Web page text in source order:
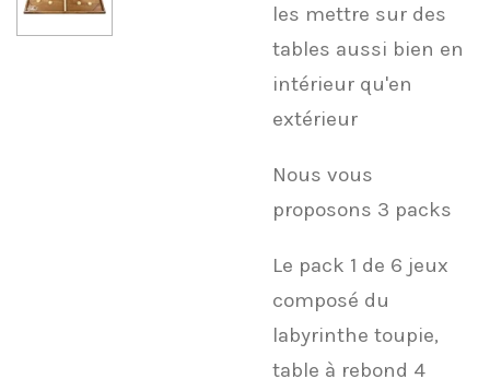
les mettre sur des
tables aussi bien en
intérieur qu'en
extérieur
Nous vous
proposons 3 packs
Le pack 1 de 6 jeux
composé du
labyrinthe toupie,
table à rebond 4